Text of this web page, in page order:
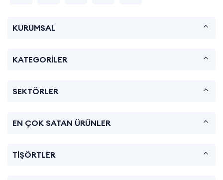
KURUMSAL
KATEGORİLER
SEKTÖRLER
EN ÇOK SATAN ÜRÜNLER
TİŞÖRTLER